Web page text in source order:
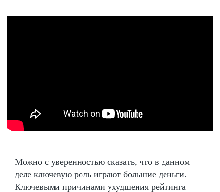
Можно с уверенностью сказать, что в данном
деле ключевую роль играют большие деньги.
Ключевыми причинами ухудшения рейтинга